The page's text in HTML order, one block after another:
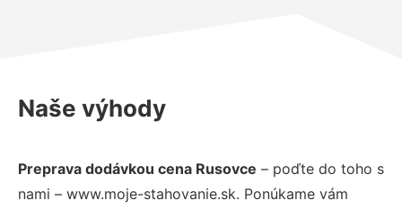
Naše výhody
Preprava dodávkou cena Rusovce – poďte do toho s
nami – www.moje-stahovanie.sk. Ponúkame vám